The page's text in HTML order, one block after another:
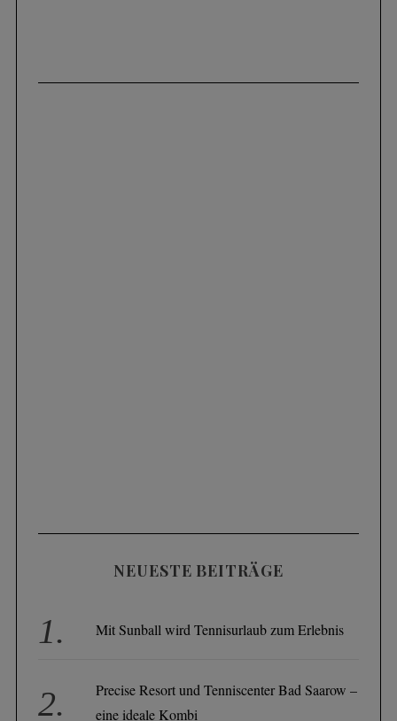
NEUESTE BEITRÄGE
Mit Sunball wird Tennisurlaub zum Erlebnis
Precise Resort und Tenniscenter Bad Saarow –
eine ideale Kombi